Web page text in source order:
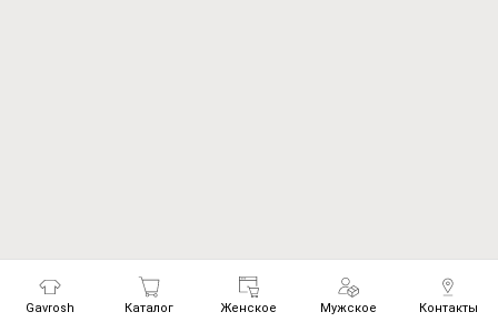
Gavrosh Каталог Женское Мужское Контакты